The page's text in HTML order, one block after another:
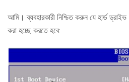
আমি। ব্যবহারকারী নিশ্চিত করুন যে হার্ড
করা হচ্ছে করতে হবে: